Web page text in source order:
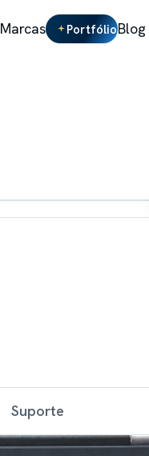
Marcas PortfólioBlog
Suporte